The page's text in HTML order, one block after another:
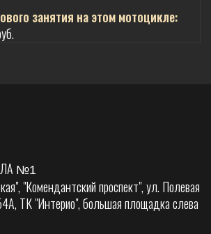
занятия на этом мотоцикле:
№1
"Комендантский проспект", ул. Полевая
ТК "Интерио", большая площадка слева